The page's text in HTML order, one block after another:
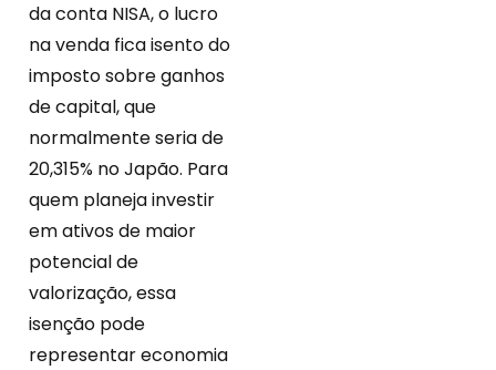
da conta NISA, o lucro
na venda fica isento do
imposto sobre ganhos
de capital, que
normalmente seria de
20,315% no Japão. Para
quem planeja investir
em ativos de maior
potencial de
valorização, essa
isenção pode
representar economia